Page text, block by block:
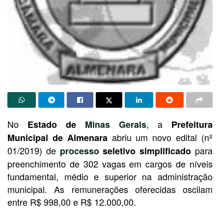
No Estado de Minas Gerais, a Prefeitura
Municipal de Almenara abriu um novo edital (nº
01/2019) de processoseletivo simplificado para
preenchimento de 302 vagas em cargos de níveis
fundamental, médio e superior na administração
municipal. As remunerações oferecidas oscilam
entre R$ 998,00 e R$ 12.000,00.